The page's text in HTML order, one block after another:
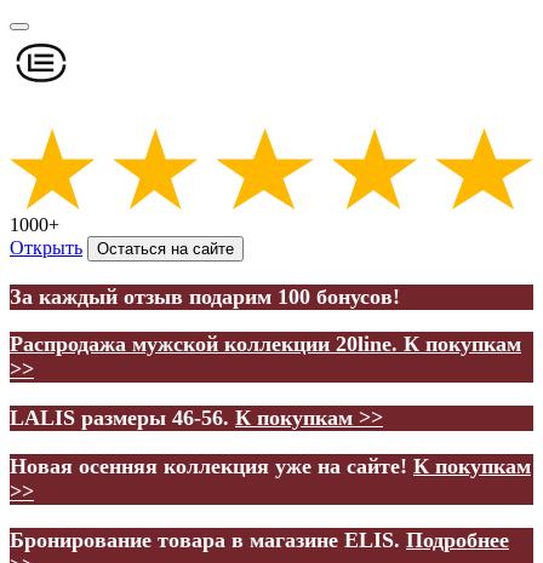
1000+
Открыть
Остаться на сайте
За каждый отзыв подарим 100 бонусов!
Распродажа мужской коллекции 20line. К покупкам
>>
LALIS размеры 46-56. К покупкам >>
Новая осенняя коллекция уже на сайте! К покупкам
>>
Бронирование товара в магазине ELIS. Подробнее